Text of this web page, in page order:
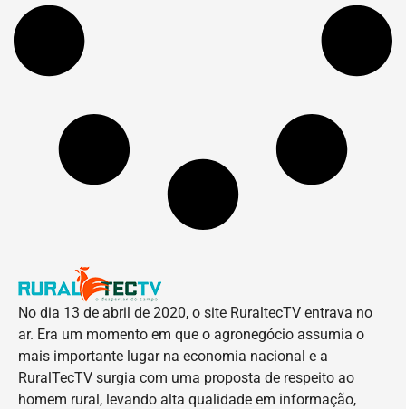
No dia 13 de abril de 2020, o site RuraltecTV entrava no
ar. Era um momento em que o agronegócio assumia o
mais importante lugar na economia nacional e a
RuralTecTV surgia com uma proposta de respeito ao
homem rural, levando alta qualidade em informação,